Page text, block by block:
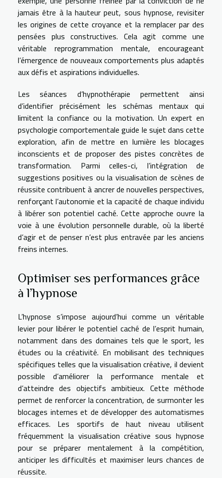
jamais être à la hauteur peut, sous hypnose, revisiter
les origines de cette croyance et la remplacer par des
pensées plus constructives. Cela agit comme une
véritable reprogrammation mentale, encourageant
l’émergence de nouveaux comportements plus adaptés
aux défis et aspirations individuelles.
Les séances d’hypnothérapie permettent ainsi
d’identifier précisément les schémas mentaux qui
limitent la confiance ou la motivation. Un expert en
psychologie comportementale guide le sujet dans cette
exploration, afin de mettre en lumière les blocages
inconscients et de proposer des pistes concrètes de
transformation. Parmi celles-ci, l’intégration de
suggestions positives ou la visualisation de scènes de
réussite contribuent à ancrer de nouvelles perspectives,
renforçant l’autonomie et la capacité de chaque individu
à libérer son potentiel caché. Cette approche ouvre la
voie à une évolution personnelle durable, où la liberté
d’agir et de penser n’est plus entravée par les anciens
freins internes.
Optimiser ses performances grâce
à l’hypnose
L’hypnose s’impose aujourd’hui comme un véritable
levier pour libérer le potentiel caché de l’esprit humain,
notamment dans des domaines tels que le sport, les
études ou la créativité. En mobilisant des techniques
spécifiques telles que la visualisation créative, il devient
possible d’améliorer la performance mentale et
d’atteindre des objectifs ambitieux. Cette méthode
permet de renforcer la concentration, de surmonter les
blocages internes et de développer des automatismes
efficaces. Les sportifs de haut niveau utilisent
fréquemment la visualisation créative sous hypnose
pour se préparer mentalement à la compétition,
anticiper les difficultés et maximiser leurs chances de
réussite.